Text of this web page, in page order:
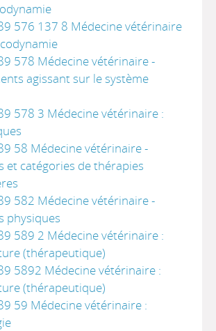
576 137 8 Médecine vétérinaire
578 Médecine vétérinaire -
agissant sur le système
578 3 Médecine vétérinaire :
58 Médecine vétérinaire -
et catégories de thérapies
582 Médecine vétérinaire -
physiques
589 2 Médecine vétérinaire :
(thérapeutique)
5892 Médecine vétérinaire :
(thérapeutique)
59 Médecine vétérinaire :